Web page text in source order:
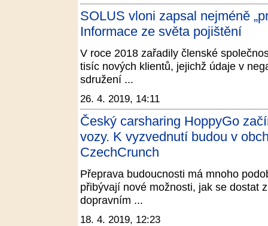
SOLUS vloni zapsal nejméně
Informace ze světa pojištění
V roce 2018 zařadily členské
tisíc nových klientů, jejichž údaje v
sdružení ...
26. 4. 2019, 14:11
Český carsharing HoppyGo
vozy. K vyzvednutí budou v
CzechCrunch
Přeprava budoucnosti má mnoho
přibývají nové možnosti, jak se dostat
dopravním ...
18. 4. 2019, 12:23